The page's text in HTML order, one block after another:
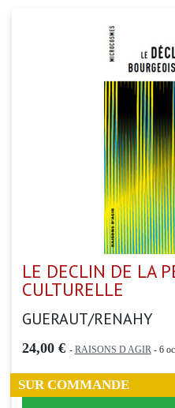
LE DECLIN DE LA
CULTURELLE
GUERAUT/RENAHY
24,00 € - RAISONS D AGIR - 6
SUR COMMANDE